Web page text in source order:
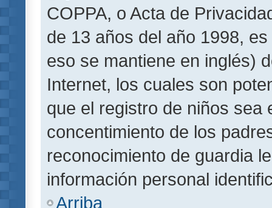
COPPA, o Acta de
de 13 años del año 1998,
eso se mantiene en inglés)
Internet, los cuales son
que el registro de niños sea
concentimiento de los
reconocimiento de guardia
información personal
Arriba